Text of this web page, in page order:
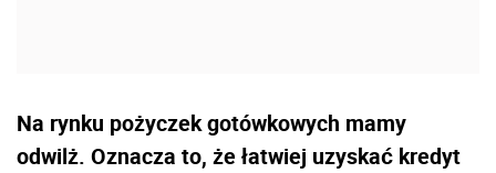
Na rynku pożyczek gotówkowych mamy
odwilż. Oznacza to, że łatwiej uzyskać kredyt